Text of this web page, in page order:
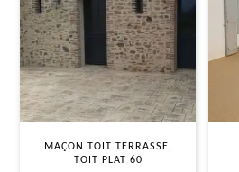
MAÇON TOIT TERRASSE,
TOIT PLAT 60